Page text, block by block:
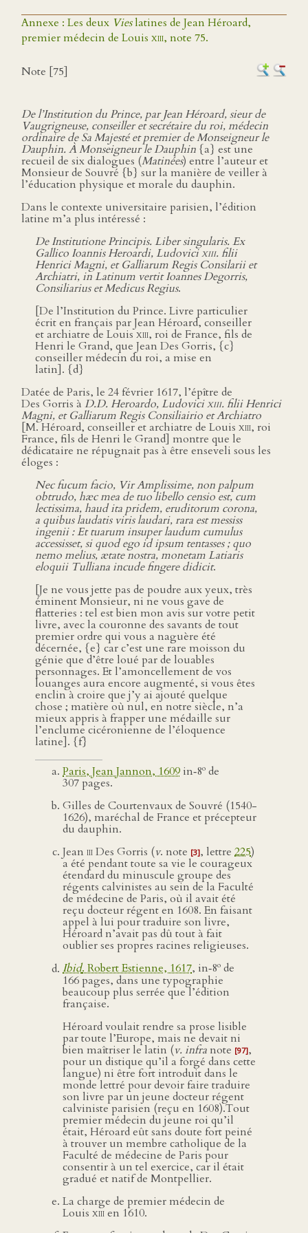
Annexe : Les deux Vieslatines de Jean Héroard,
premier médecin de Louis xiii, note 75.
Note [75]
De l’Institution du Prince, par Jean Héroard, sieur de
Vaugrigneuse, conseiller et secrétaire du roi, médecin
ordinaire de Sa Majesté et premier de Monseigneur le
Dauphin. À Monseigneur le Dauphin {a} est une
recueil de six dialogues (Matinées) entre l’auteur et
Monsieur de Souvré {b} sur la manière de veiller à
l’éducation physique et morale du dauphin.
Dans le contexte universitaire parisien, l’édition
latine m’a plus intéressé :
De Institutione Principis. Liber singularis. Ex
Gallico Ioannis Heroardi, Ludovicixiii. filii
Henrici Magni, et Galliarum Regis Consilarii et
Archiatri, in Latinum vertit Ioannes Degorris,
Consiliarius et Medicus Regius.
[De l’Institution du Prince. Livre particulier
écrit en français par Jean Héroard, conseiller
et archiatre de Louisxiii, roi de France, fils de
Henri le Grand, que Jean Des Gorris, {c}
conseiller médecin du roi, a mise en
latin]. {d}
Datée de Paris, le 24 février 1617, l’épître de
Des Gorris à D.D. Heroardo, Ludovicixiii. filii Henrici
Magni, et Galliarum Regis Consiliairio et Archiatro
[M. Héroard, conseiller et archiatre de Louis xiii, roi
France, fils de Henri le Grand] montre que le
dédicataire ne répugnait pas à être enseveli sous les
éloges :
Nec fucum facio, Vir Amplissime, non palpum
obtrudo, hæc mea de tuo libello censio est, cum
lectissima, haud ita pridem, eruditorum corona,
a quibus laudatis viris laudari, rara est messiss
ingenii : Et tuarum insuper laudum cumulus
accessisset, si quod ego id ipsum tentasses ; quo
nemo melius, ætate nostra, monetam Latiaris
eloquii Tulliana incude fingere didicit.
[Je ne vous jette pas de poudre aux yeux, très
éminent Monsieur, ni ne vous gave de
flatteries : tel est bien mon avis sur votre petit
livre, avec la couronne des savants de tout
premier ordre qui vous a naguère été
décernée, {e} car c’est une rare moisson du
génie que d’être loué par de louables
personnages. Et l’amoncellement de vos
louanges aura encore augmenté, si vous êtes
enclin à croire que j’y ai ajouté quelque
chose ; matière où nul, en notre siècle, n’a
mieux appris à frapper une médaille sur
l’enclume cicéronienne de l’éloquence
latine]. {f}
Paris, Jean Jannon, 1609 in‑8o de
307 pages.
Gilles de Courtenvaux de Souvré (1540-
1626), maréchal de France et précepteur
du dauphin.
Jean iiiDes Gorris (v. note [3], lettre 225)
a été pendant toute sa vie le courageux
étendard du minuscule groupe des
régents calvinistes au sein de la Faculté
de médecine de Paris, où il avait été
reçu docteur régent en 1608. En faisant
appel à lui pour traduire son livre,
Héroard n’avait pas dû tout à fait
oublier ses propres racines religieuses.
Ibid. Robert Estienne, 1617, in‑8o de
166 pages, dans une typographie
beaucoup plus serrée que l’édition
française.
Héroard voulait rendre sa prose lisible
par toute l’Europe, mais ne devait ni
bien maîtriser le latin (v. infra note [97],
pour un distique qu’il a forgé dans cette
langue) ni être fort introduit dans le
monde lettré pour devoir faire traduire
son livre par un jeune docteur régent
calviniste parisien (reçu en 1608).Tout
premier médecin du jeune roi qu’il
était, Héroard eût sans doute fort peiné
à trouver un membre catholique de la
Faculté de médecine de Paris pour
consentir à un tel exercice, car il était
gradué et natif de Montpellier.
La charge de premier médecin de
Louis xiiien 1610.